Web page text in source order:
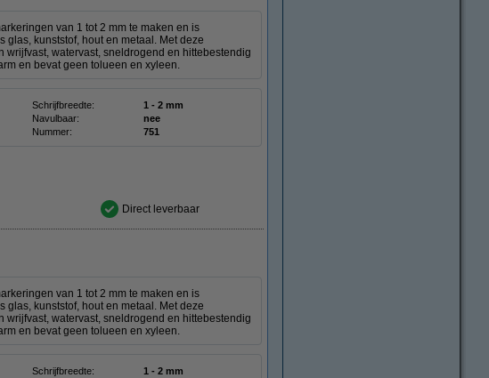
van 1 tot 2 mm te maken en is
kunststof, hout en metaal. Met deze
watervast, sneldrogend en hittebestendig
en bevat geen tolueen en xyleen.
Schrijfbreedte:
1 - 2 mm
Navulbaar:
nee
Nummer: 751
Direct leverbaar
van 1 tot 2 mm te maken en is
kunststof, hout en metaal. Met deze
watervast, sneldrogend en hittebestendig
en bevat geen tolueen en xyleen.
Schrijfbreedte: 1 - 2 mm